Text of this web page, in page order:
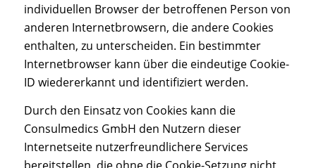
individuellen Browser der betroffenen Person von
anderen Internetbrowsern, die andere Cookies
enthalten, zu unterscheiden. Ein bestimmter
Internetbrowser kann über die eindeutige Cookie-
ID wiedererkannt und identifiziert werden.
Durch den Einsatz von Cookies kann die
Consulmedics GmbH den Nutzern dieser
Internetseite nutzerfreundlichere Services